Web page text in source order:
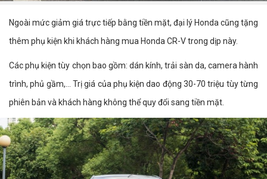
Ngoài mức giảm giá trực tiếp bằng tiền mặt, đại lý Honda cũng tặng
thêm phụ kiện khi khách hàng mua Honda CR-V trong dịp này.
Các phụ kiện tùy chọn bao gồm: dán kính, trải sàn da, camera hành
trình, phủ gầm,... Trị giá của phụ kiện dao động 30-70 triệu tùy từng
phiên bản và khách hàng không thể quy đổi sang tiền mặt.